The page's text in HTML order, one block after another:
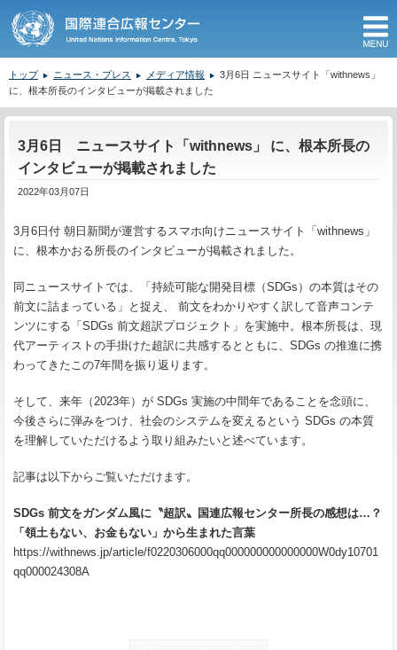
トップ ニュース・プレス メディア情報
3月6日 ニュースサイト「withnews」
に、根本所長のインタビューが掲載されました
3月6日 ニュースサイト「withnews」 に、根本所長の
インタビューが掲載されました
2022年03月07日
3月6日付 朝日新聞が運営するスマホ向けニュースサイト「withnews」
に、根本かおる所長のインタビューが掲載されました。
同ニュースサイトでは、「持続可能な開発目標（SDGs）の本質はその
前文に詰まっている」と捉え、 前文をわかりやすく訳して音声コンテ
ンツにする「SDGs 前文超訳プロジェクト」を実施中。根本所長は、現
代アーティストの手掛けた超訳に共感するとともに、SDGs の推進に携
わってきたこの7年間を振り返ります。
そして、来年（2023年）が SDGs 実施の中間年であることを念頭に、
今後さらに弾みをつけ、社会のシステムを変えるという SDGs の本質
を理解していただけるよう取り組みたいと述べています。
記事は以下からご覧いただけます。
SDGs 前文をガンダム風に〝超訳〟国連広報センター所長の感想は…？
「領土もない、お金もない」から生まれた言葉
https://withnews.jp/article/f0220306000qq000000000000000W0dy10701
qq000024308A